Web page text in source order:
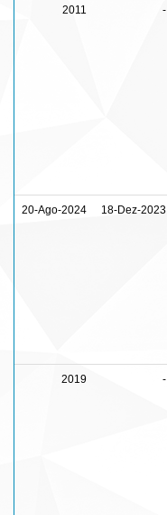
2011 -
20-Ago-2024 18-Dez-2023
2019 -